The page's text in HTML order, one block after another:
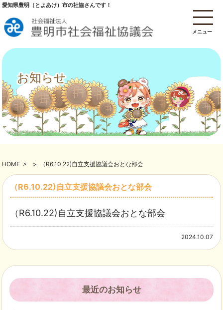
メニュー
愛知県豊明（とよあけ）市の社協さんです！
お知らせ
HOME > > （R6.10.22)自立支援協議会おとな部会
（R6.10.22)自立支援協議会おとな部会
（R6.10.22)自立支援協議会おとな部会
2024.10.07
最近のお知らせ